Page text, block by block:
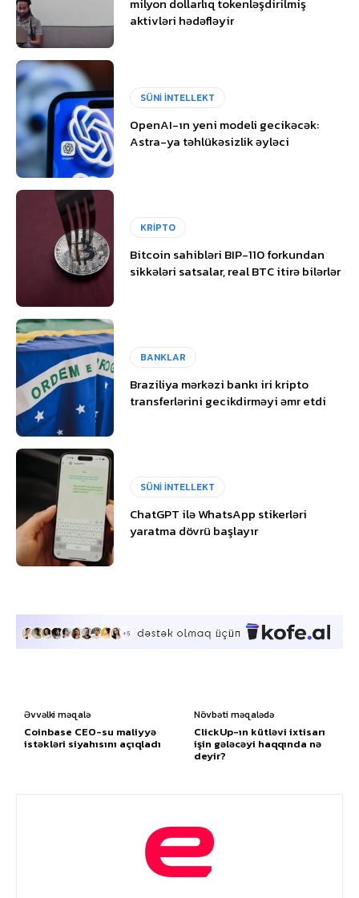
aktivləri hədəfləyir
SÜNİ İNTELLEKT
OpenAI-ın yeni modeli gecikəcək:
Astra-ya təhlükəsizlik əyləci
KRİPTO
Bitcoin sahibləri BIP-110 forkundan
sikkələri satsalar, real BTC itirə bilərlər
BANKLAR
Braziliya mərkəzi bankı iri kripto
transferlərini gecikdirməyi əmr etdi
SÜNİ İNTELLEKT
ChatGPT ilə WhatsApp stikerləri
yaratma dövrü başlayır
Əvvəlki məqalə
Coinbase CEO-su maliyyə
istəkləri siyahısını açıqladı
Növbəti məqalədə
ClickUp-ın kütləvi ixtisarı
işin gələcəyi haqqında nə
deyir?